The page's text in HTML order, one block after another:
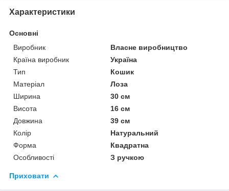
Характеристики
Основні
Виробник
Власне виробництво
Країна виробник
Україна
Тип
Кошик
Матеріал
Лоза
Ширина
30 см
Висота
16 см
Довжина
39 см
Колір
Натуральний
Форма
Квадратна
Особливості
З ручкою
Приховати